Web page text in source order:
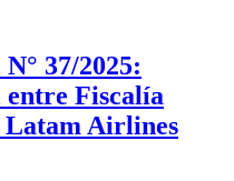
37/2025:
Fiscalía
Latam Airlines